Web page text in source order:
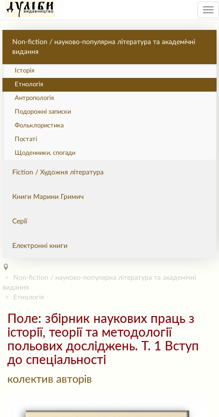
Non-fiction / науково-популярна література та академічні
видання
Історія
Етнологія
Антропологія
Подорожні записки
Фольклористика
Постаті
Щоденники, спогади
Fiction / Художня література
Книги Марини Гримич
Серії
Електронні книги
Non-fiction / науково-популярна література та академічні
видання
Етнологія
Поле: збірник наукових праць з
історії, теорії та методології
польових досліджень. Т. 1 Вступ
до спеціальності
колектив авторів